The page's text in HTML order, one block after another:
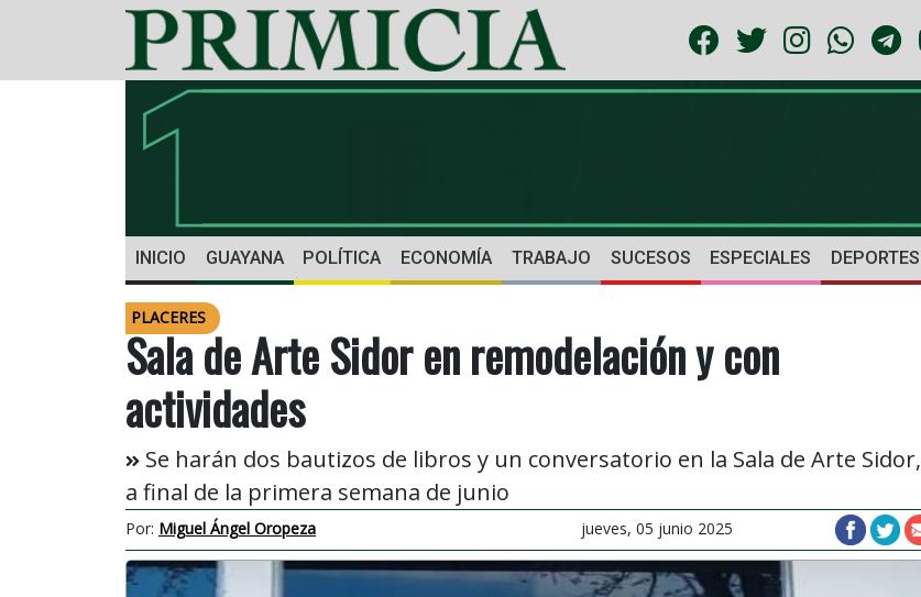
INICIO GUAYANA POLÍTICA ECONOMÍA TRABAJO SUCESOS ESPECIALES DEPORTES
PLACERES
Sala de Arte Sidor en remodelación y con
actividades
Se harán dos bautizos de libros y un conversatorio en la Sala de Arte Sidor,
a final de la primera semana de junio
Por: Miguel Ángel Oropeza jueves, 05 junio 2025